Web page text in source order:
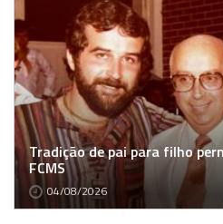
Tradição de pai para filho
FCMS
04/08/2026